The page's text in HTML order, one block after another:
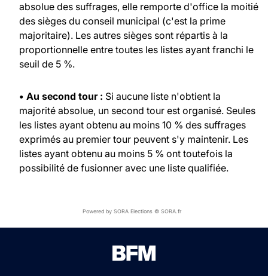
absolue des suffrages, elle remporte d'office la moitié
des sièges du conseil municipal (c'est la prime
majoritaire). Les autres sièges sont répartis à la
proportionnelle entre toutes les listes ayant franchi le
seuil de 5 %.
• Au second tour : Si aucune liste n'obtient la
majorité absolue, un second tour est organisé. Seules
les listes ayant obtenu au moins 10 % des suffrages
exprimés au premier tour peuvent s'y maintenir. Les
listes ayant obtenu au moins 5 % ont toutefois la
possibilité de fusionner avec une liste qualifiée.
Powered by SORA Elections © SORA.fr